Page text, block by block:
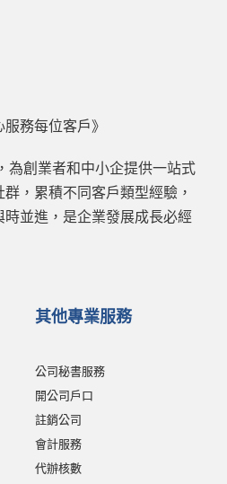
務每位客戶》
為創業者和中小企提供一站式
，累積不同客戶類型經驗，
並進，是企業發展成長必經
其他專業服務
公司秘書服務
開公司戶口
註銷公司
會計服務
代辦核數